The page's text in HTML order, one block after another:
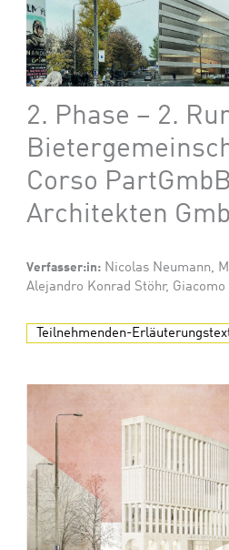
2. Phase – 2.
Corso
Architekten
Verfasser:in: Nicolas Neumann,
Alejandro Konrad Stöhr, Giacomo
Teilnehmenden-